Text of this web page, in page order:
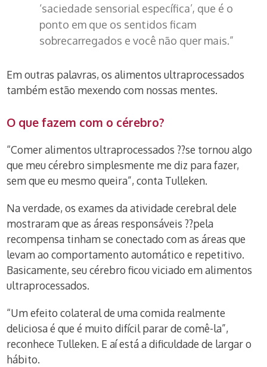
‘saciedade sensorial específica’, que é o
ponto em que os sentidos ficam
sobrecarregados e você não quer mais.”
Em outras palavras, os alimentos ultraprocessados
também estão mexendo com nossas mentes.
O que fazem com o cérebro?
“Comer alimentos ultraprocessados ??se tornou algo
que meu cérebro simplesmente me diz para fazer,
sem que eu mesmo queira”, conta Tulleken.
Na verdade, os exames da atividade cerebral dele
mostraram que as áreas responsáveis ??pela
recompensa tinham se conectado com as áreas que
levam ao comportamento automático e repetitivo.
Basicamente, seu cérebro ficou viciado em alimentos
ultraprocessados.
“Um efeito colateral de uma comida realmente
deliciosa é que é muito difícil parar de comê-la”,
reconhece Tulleken. E aí está a dificuldade de largar o
hábito.